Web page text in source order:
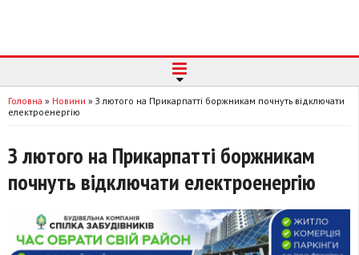
Головна » Новини » З лютого на Прикарпатті боржникам почнуть відключати
електроенергію
З лютого на Прикарпатті боржникам
почнуть відключати електроенергію